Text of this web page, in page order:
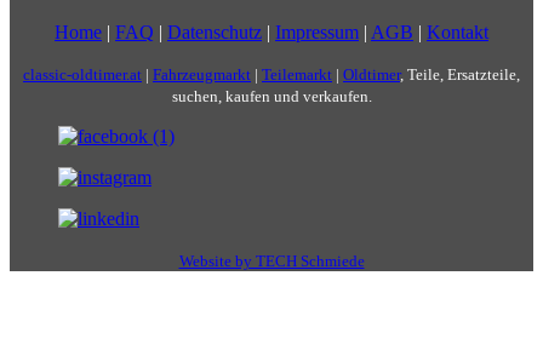
Home | FAQ | Datenschutz | Impressum | AGB | Kontakt
classic-oldtimer.at | Fahrzeugmarkt | Teilemarkt | Oldtimer, Teile, Ersatzteile,
suchen, kaufen und verkaufen.
Website by TECH Schmiede